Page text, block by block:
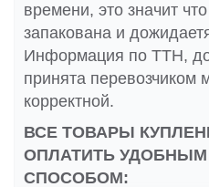
времени, это значит
запакована и
Информация по ТТН, до
принята перевозчиком
корректной.
ВСЕ ТОВАРЫ
ОПЛАТИТЬ УДОБНЫМ
СПОСОБОМ: